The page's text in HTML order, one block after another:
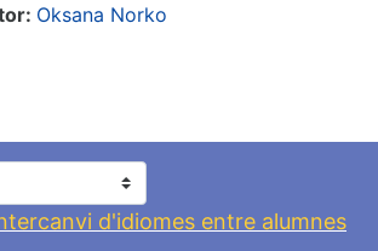
Oksana Norko
d'idiomes entre alumnes